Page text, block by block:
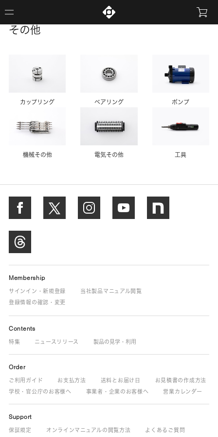
その他
カップリング ベアリング ポンプ
機械その他 電気その他 工具
Membership
サインイン・新規登録
当社製品マニュアル閲覧
登録情報の確認・変更
Contents
特集 ニュースリリース 製品の見学・利用
Order
ご利用ガイド お支払方法 送料とお届け日
お見積書の作成方法
学校・官公庁のお客様へ
事業者・企業のお客様へ 営業カレンダー
Support
保証規定 オンラインマニュアルの閲覧方法 よくあるご質問